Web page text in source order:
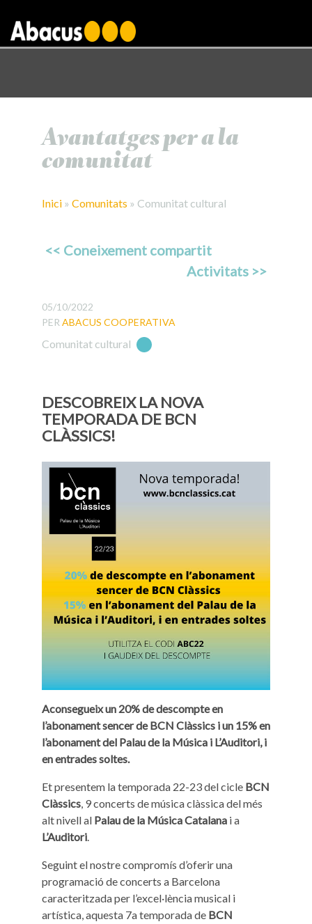
Avantatges per a la
comunitat
Inici » Comunitats » Comunitat cultural
<< Coneixement compartit
Activitats >>
05/10/2022
PER ABACUS COOPERATIVA
Comunitat cultural
DESCOBREIX LA NOVA
TEMPORADA DE BCN
CLÀSSICS!
Aconsegueix un 20% de descompte en
l’abonament sencer de BCN Clàssics i un 15% en
l’abonament del Palau de la Música i L’Auditori, i
en entrades soltes.
Et presentem la temporada 22-23 del cicle BCN
Clàssics, 9 concerts de música clàssica del més
alt nivell al Palau de la Música Catalana i a
L’Auditori.
Seguint el nostre compromís d’oferir una
programació de concerts a Barcelona
caracteritzada per l’excel·lència musical i
artística, aquesta 7a temporada de BCN